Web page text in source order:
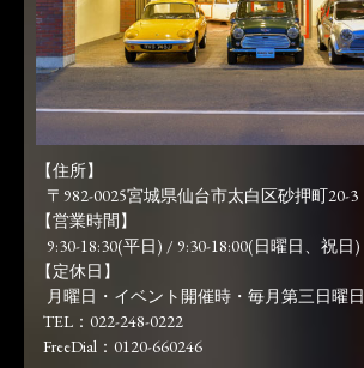
【住所】
〒982-0025宮城県仙台市太白区砂押町20-3
【営業時間】
9:30-18:30(平日) / 9:30-18:00(日曜日、祝日)
【定休日】
月曜日・イベント開催時・毎月第三日曜日
TEL：022-248-0222
FreeDial：0120-660246